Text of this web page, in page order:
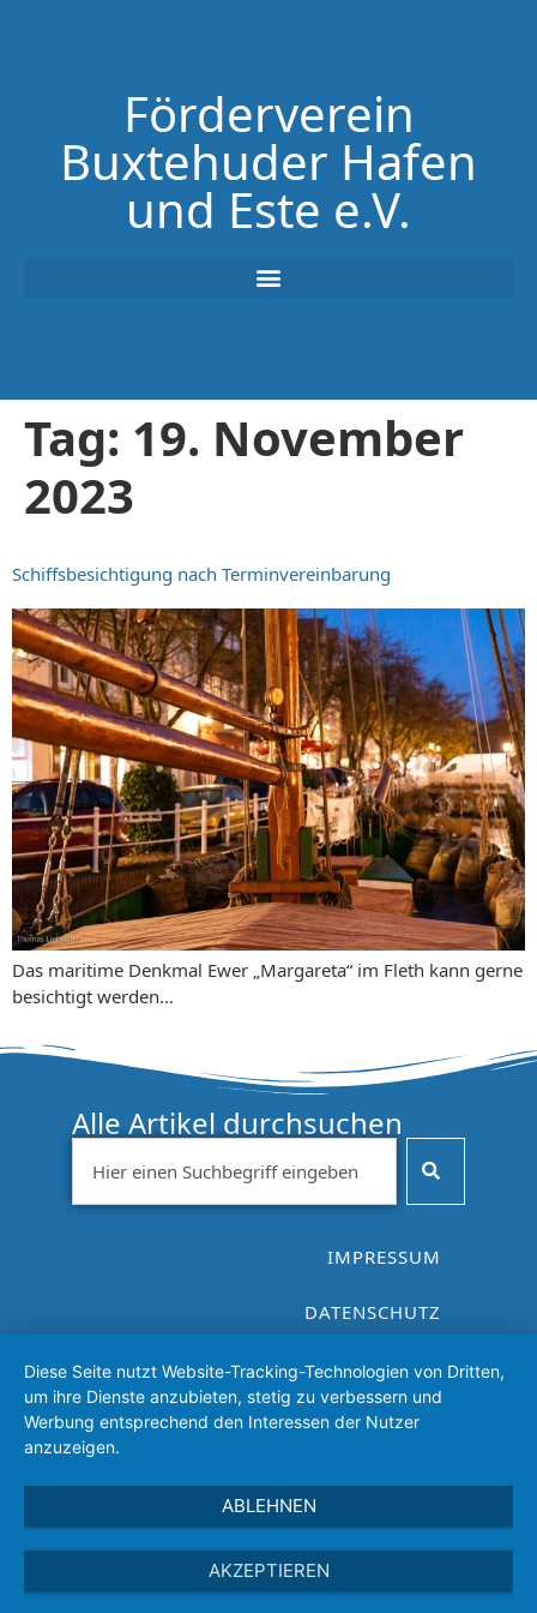
Förderverein
Buxtehuder Hafen
und Este e.V.
Tag: 19. November
2023
Schiffsbesichtigung nach Terminvereinbarung
Das maritime Denkmal Ewer „Margareta“ im Fleth kann gerne
besichtigt werden…
Alle Artikel durchsuchen
IMPRESSUM
DATENSCHUTZ
VEREINSSATZUNG
Diese Seite nutzt Website-Tracking-Technologien von Dritten,
um ihre Dienste anzubieten, stetig zu verbessern und
Werbung entsprechend den Interessen der Nutzer
anzuzeigen.
ABLEHNEN
AKZEPTIEREN